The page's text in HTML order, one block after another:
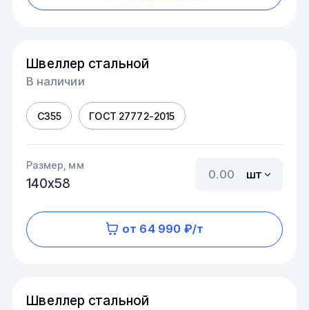
Швеллер стальной
В наличии
С355 ГОСТ 27772-2015
Размер, мм
140х58
шт
от 64 990 ₽/т
Швеллер стальной